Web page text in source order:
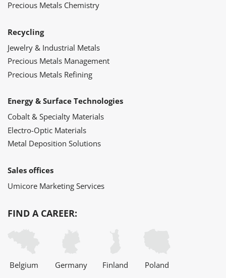
Precious Metals Chemistry
Recycling
Jewelry & Industrial Metals
Precious Metals Management
Precious Metals Refining
Energy & Surface Technologies
Cobalt & Specialty Materials
Electro-Optic Materials
Metal Deposition Solutions
Sales offices
Umicore Marketing Services
FIND A CAREER:
Belgium Germany Finland Poland